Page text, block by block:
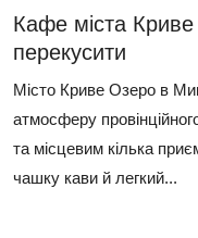
Кафе міста
перекусити
Місто Криве Озеро в
атмосферу
та місцевим кілька
чашку кави й легкий...